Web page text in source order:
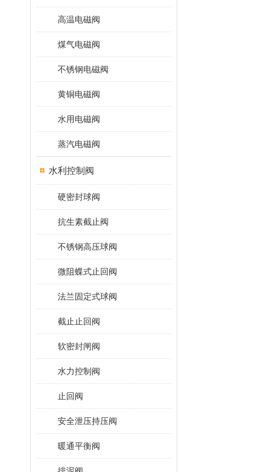
高温电磁阀
煤气电磁阀
不锈钢电磁阀
黄铜电磁阀
水用电磁阀
蒸汽电磁阀
水利控制阀
硬密封球阀
抗生素截止阀
不锈钢高压球阀
微阻蝶式止回阀
法兰固定式球阀
截止止回阀
软密封闸阀
水力控制阀
止回阀
安全泄压持压阀
暖通平衡阀